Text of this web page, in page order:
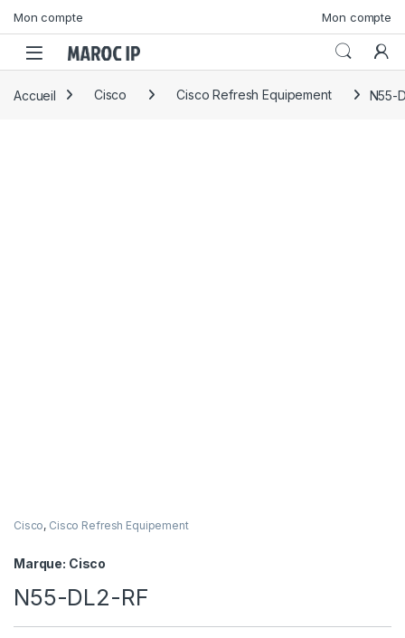
Mon compte Mon compte
Accueil Cisco Cisco Refresh Equipement N55-
Cisco, Cisco Refresh Equipement
Marque: Cisco
N55-DL2-RF